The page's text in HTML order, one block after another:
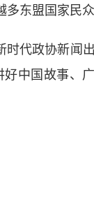
多东盟国家民
代政协新闻出
好中国故事、